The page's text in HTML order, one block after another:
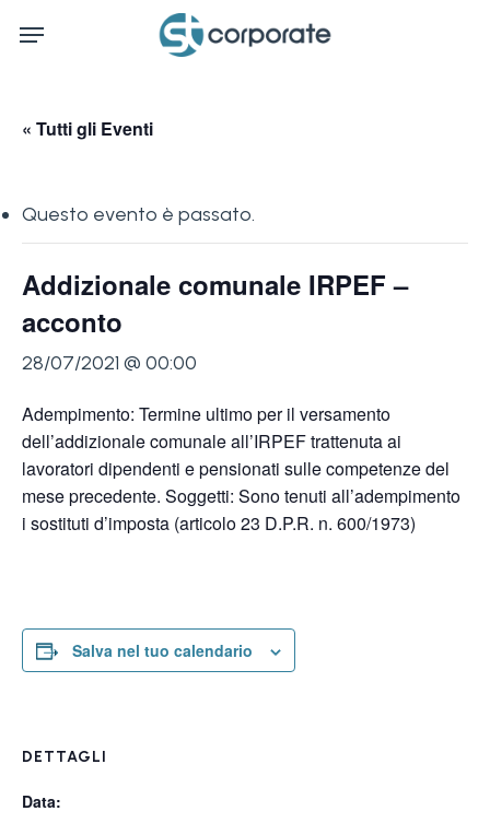
Menu
« Tutti gli Eventi
Questo evento è passato.
Addizionale comunale IRPEF –
acconto
28/07/2021 @ 00:00
Adempimento: Termine ultimo per il versamento
dell’addizionale comunale all’IRPEF trattenuta ai
lavoratori dipendenti e pensionati sulle competenze del
mese precedente. Soggetti: Sono tenuti all’adempimento
i sostituti d’imposta (articolo 23 D.P.R. n. 600/1973)
Salva nel tuo calendario
DETTAGLI
Data: